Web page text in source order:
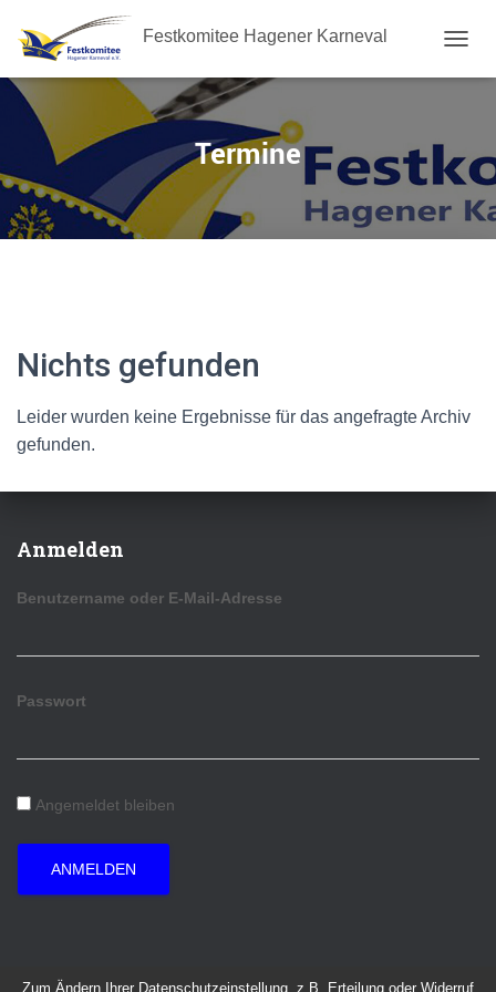
Festkomitee Hagener Karneval
Termine
Nichts gefunden
Leider wurden keine Ergebnisse für das angefragte Archiv
gefunden.
Anmelden
Benutzername oder E-Mail-Adresse
Passwort
Angemeldet bleiben
ANMELDEN
Zum Ändern Ihrer Datenschutzeinstellung, z.B. Erteilung oder Widerruf